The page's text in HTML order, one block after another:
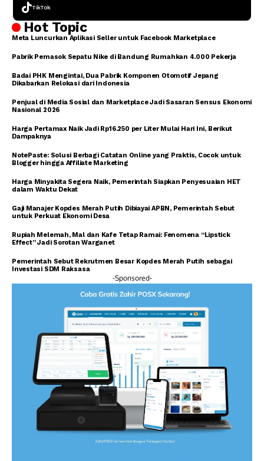
TikTok
Hot Topic
Meta Luncurkan Aplikasi Seller untuk Facebook Marketplace
Pabrik Pemasok Sepatu Nike di Bandung Rumahkan 4.000 Pekerja
Badai PHK Mengintai, Dua Pabrik Komponen Otomotif Jepang
Dikabarkan Relokasi dari Indonesia
Penjual di Media Sosial dan Marketplace Jadi Sasaran Sensus Ekonomi
Nasional 2026
Harga Pertamax Naik Jadi Rp16.250 per Liter Mulai Hari Ini, Berikut
Dampaknya
NotePaste: Solusi Berbagi Catatan Online yang Praktis, Cocok untuk
Blogger hingga Affiliate Marketing
Harga Minyakita Segera Naik, Pemerintah Siapkan Penyesuaian HET
dalam Waktu Dekat
Gaji Manajer Kopdes Merah Putih Dibiayai APBN, Pemerintah Sebut
untuk Perkuat Ekonomi Desa
Rupiah Melemah, Mal dan Kafe Tetap Ramai: Fenomena “Lipstick
Effect” Jadi Sorotan Warganet
Pemerintah Sebut Rekrutmen Besar Kopdes Merah Putih sebagai
Investasi SDM Raksasa
-Sponsored-